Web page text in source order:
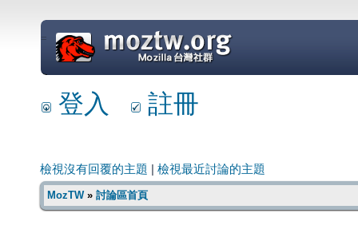
=
登入 註冊
檢視沒有回覆的主題 檢視最近討論的主題
MozTW» 討論區首頁